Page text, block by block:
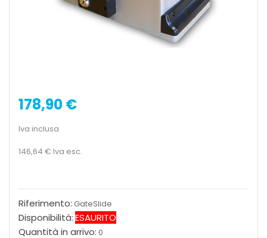
178,90 €
Iva inclusa
146,64 € Iva esc.
Riferimento: GateSlide
Disponibilità:ESAURITO
Quantità in arrivo: 0